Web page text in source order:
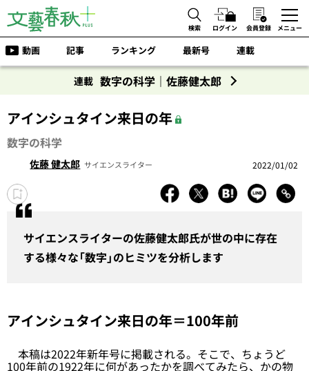
検索 ログイン 会員登録 メニュー
動画 記事 ランキング 最新号 連載
連載 数字の科学｜佐藤健太郎
アインシュタイン来日の年
数字の科学
佐藤 健太郎 サイエンスライター 2022/01/02
サイエンスライターの佐藤健太郎氏が世の中に存在
する様々な「数字」のヒミツを分析します
アインシュタイン来日の年＝100年前
本稿は2022年新年号に掲載される。そこで、ちょうど
100年前の1922年に何があったかを調べてみたら、かの物